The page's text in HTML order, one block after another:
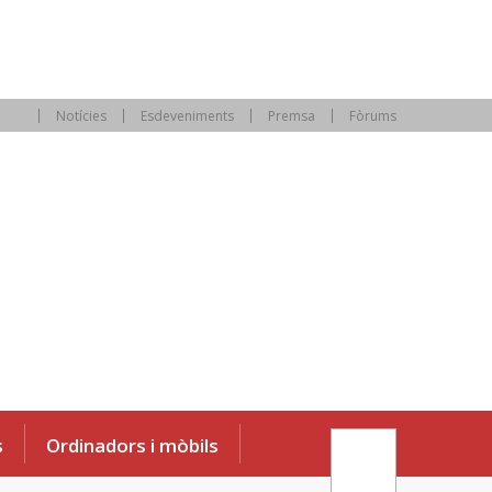
Notícies Esdeveniments Premsa Fòrums
Ordinadors i mòbils